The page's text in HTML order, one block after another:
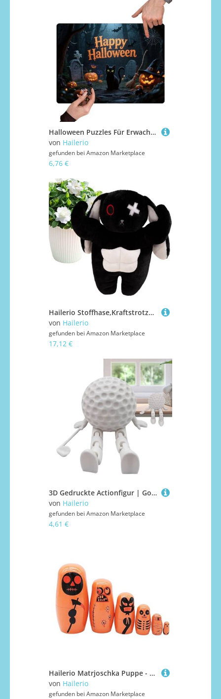
Halloween Puzzles Für Erwachsene - 130 Teile Kinderpuzzles Mit Kürbis Und Tieren Auch Für Familien | Förderndes Lernspiel Als Urlaubsdeko Und Gesellschaftsspiel Für Familien
von Hailerio
gefunden bei Amazon Marketplace
6,76 €
Hailerio Stoffhase,Kraftstrotzender Stehender Plüschhase Spielzeug | Weiches Kissen und Dekorationspuppe für Erwachsene Kinder Mädchen Frauen Männer Kindertag Geburtstag Feiertag
von Hailerio
gefunden bei Amazon Marketplace
17,12 €
3D Gedruckte Actionfigur | Golfball Flexibles Modell Deko | Dekorative Figuren Handwerk,Für Kinder Teenager Sammler Vitrine Nachttisch Schlafzimmer Arbeitszimmer
von Hailerio
gefunden bei Amazon Marketplace
4,61 €
Hailerio Matrjoschka Puppe - Holzpuppen Sechs Teile Figurenset,Bemaltes Spielzeug Für Familie Kinder Erwachsene
von Hailerio
gefunden bei Amazon Marketplace